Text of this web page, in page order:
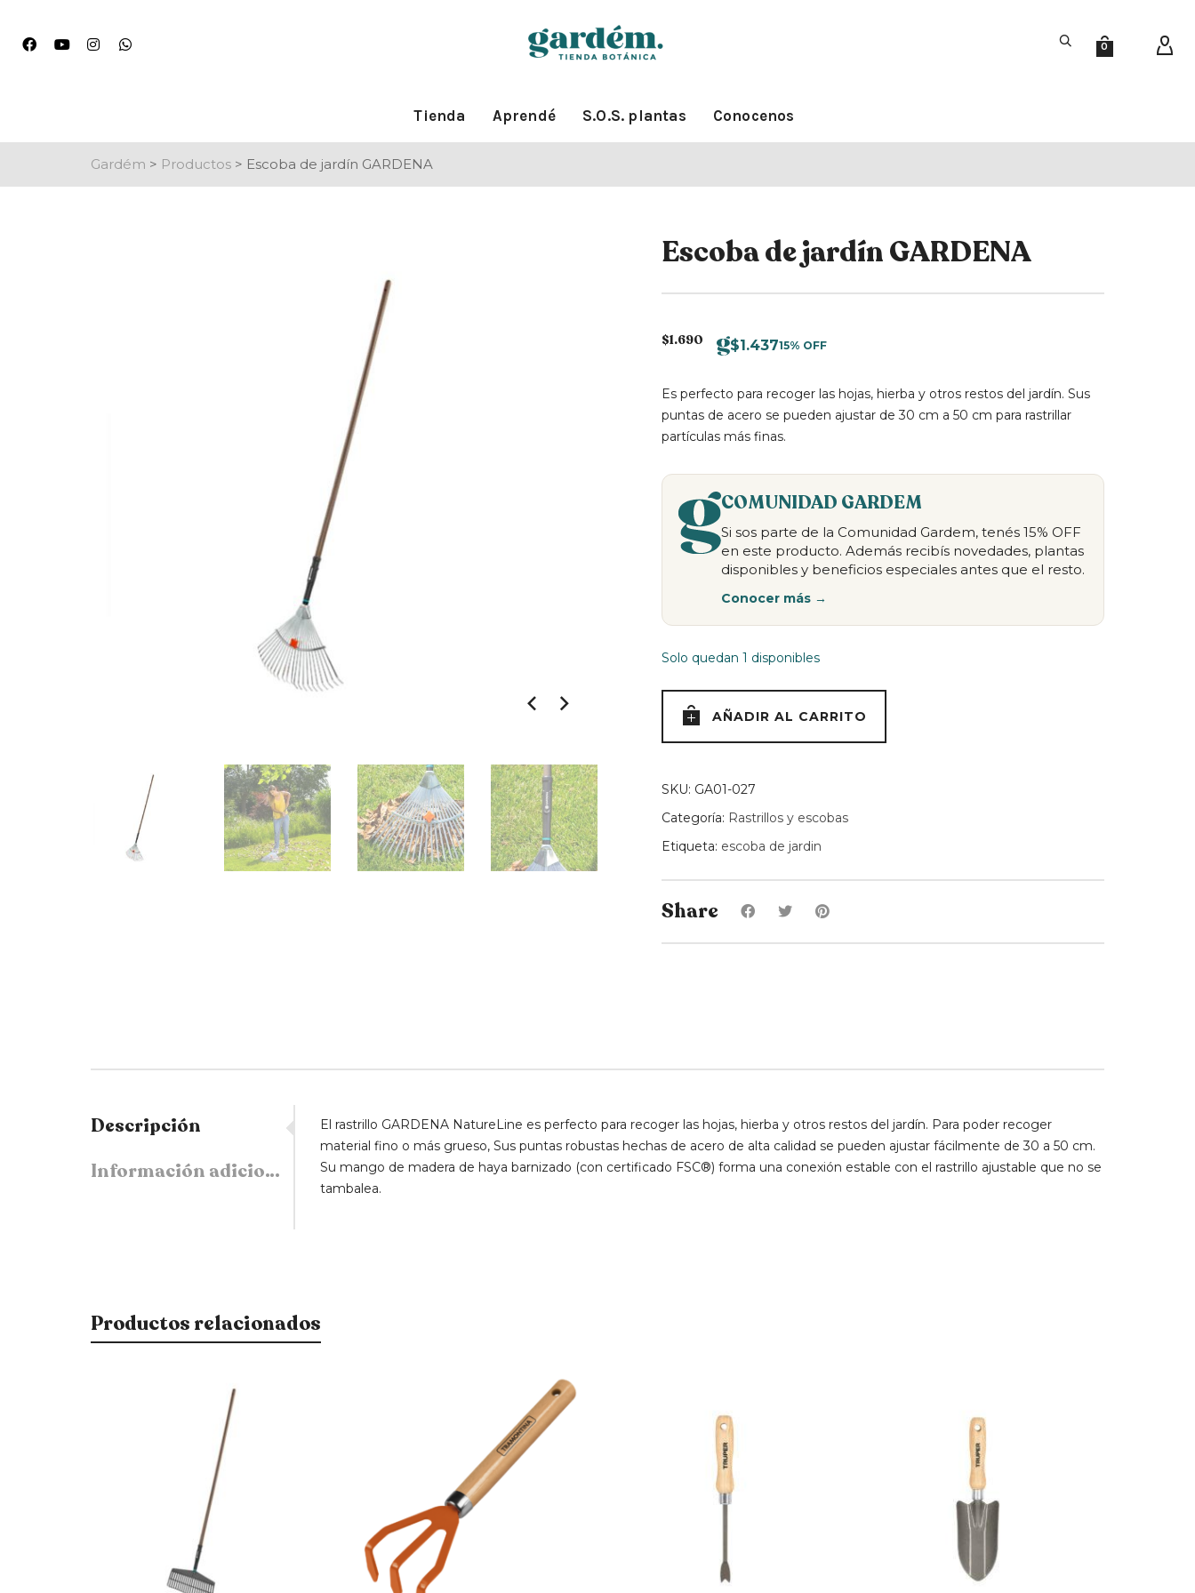
0
Tienda Aprendé S.O.S. plantas Conocenos
Gardém > Productos > Escoba de jardín GARDENA
Escoba de jardín GARDENA
$1.690 $1.43715% OFF
Es perfecto para recoger las hojas, hierba y otros restos del jardín. Sus
puntas de acero se pueden ajustar de 30 cm a 50 cm para rastrillar
partículas más finas.
COMUNIDAD GARDEM
Si sos parte de la Comunidad Gardem, tenés 15% OFF
en este producto. Además recibís novedades, plantas
disponibles y beneficios especiales antes que el resto.
Conocer más →
Solo quedan 1 disponibles
AÑADIR AL CARRITO
SKU: GA01-027
Categoría: Rastrillos y escobas
Etiqueta: escoba de jardin
Share
Descripción
Información adicional
El rastrillo GARDENA NatureLine es perfecto para recoger las hojas, hierba y otros restos del jardín. Para poder recoger
material fino o más grueso, Sus puntas robustas hechas de acero de alta calidad se pueden ajustar fácilmente de 30 a 50 cm.
Su mango de madera de haya barnizado (con certificado FSC®) forma una conexión estable con el rastrillo ajustable que no se
tambalea.
Productos relacionados
15% OFF